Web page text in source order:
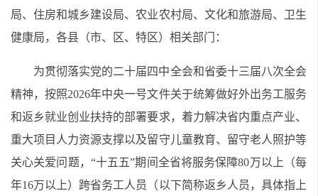
局、住房和城乡建设局、农业农村局、文化和旅游局、卫生
健康局，各县（市、区、特区）相关部门：
为贯彻落实党的二十届四中全会和省委十三届八次全会
精神，按照2026年中央一号文件关于统筹做好外出务工服务
和返乡就业创业扶持的部署要求，着力解决省内重点产业、
重大项目人力资源支撑以及留守儿童教育、留守老人照护等
关心关爱问题，“十五五”期间全省将服务保障80万以上（每
年16万以上）跨省务工人员（以下简称返乡人员，具体指上